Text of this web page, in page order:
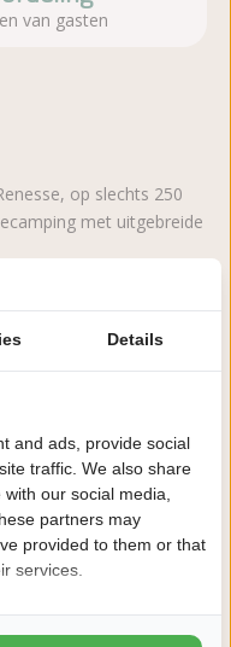
van gasten
op slechts 250
met uitgebreide
om
Kust
Details
and ads, provide social
traffic. We also share
our social media,
partners may
provided to them or that
services.